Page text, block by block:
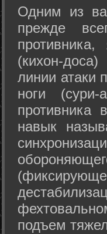
Одним из
прежде
(кихон-
линии атаки
ноги
противника
навык
подъем